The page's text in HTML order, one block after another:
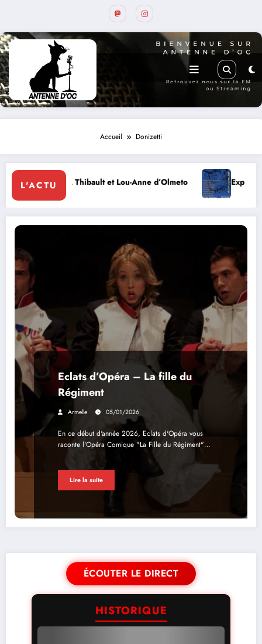
Accueil Donizetti
L'ACTU
RADIO, Thibault et Lou-Anne d’Olmeto Expo Forum
Eclats d’Opéra – La fille du
Régiment
Armelle 05/01/2026
En ce début d'année 2026, Eclats d'Opéra vous
raconte l'Opéra Comique "La Fille du Régiment"…
Lire la suite
ÉCOUTER LE DIRECT
HISTORIQUE